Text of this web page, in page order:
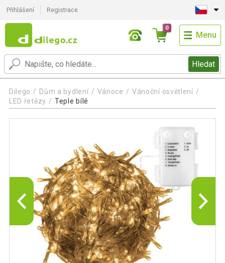
Přihlášení Registrace
Hledat
0
Menu
Dilego Dům a bydlení Vánoce
Vánoční osvětlení
LED řetězy
Teple bílé